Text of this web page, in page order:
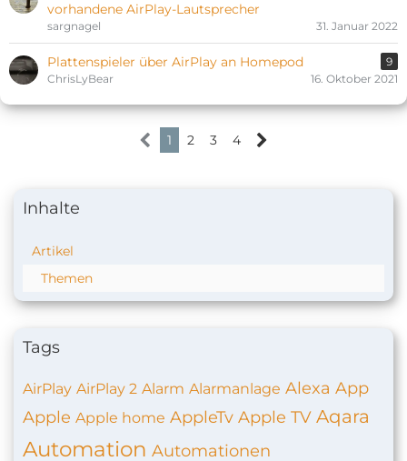
vorhandene AirPlay-Lautsprecher
sargnagel 31. Januar 2022
Plattenspieler über AirPlay an Homepod
9
ChrisLyBear
16. Oktober 2021
1 2 3 4
Inhalte
Artikel
Themen
Tags
AirPlay AirPlay 2 Alarm Alarmanlage Alexa App
Apple Apple home AppleTv Apple TV Aqara
Automation Automationen